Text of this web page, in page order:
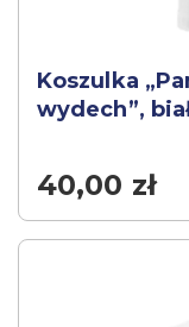
Koszulka
wydech”,
40,00 zł